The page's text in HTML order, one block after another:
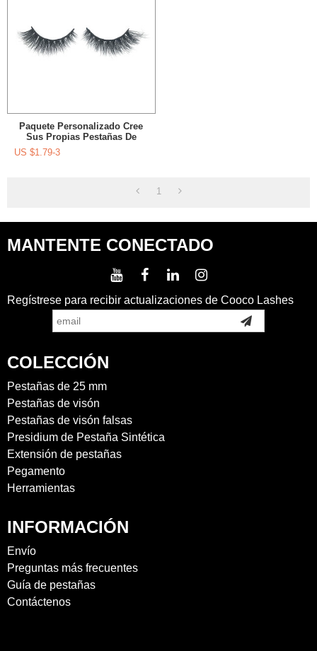
Paquete Personalizado Cree
Sus Propias Pestañas De
Marca Pestañas 100% Reales
De Visón 3D Pestañas A
US $1.79-3
1
MANTENTE CONECTADO
Regístrese para recibir actualizaciones de Cooco Lashes
COLECCIÓN
Pestañas de 25 mm
Pestañas de visón
Pestañas de visón falsas
Presidium de Pestaña Sintética
Extensión de pestañas
Pegamento
Herramientas
INFORMACIÓN
Envío
Preguntas más frecuentes
Guía de pestañas
Contáctenos